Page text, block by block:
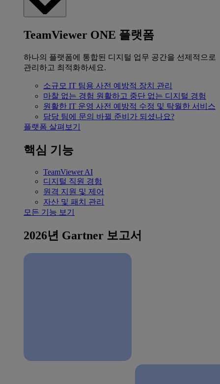
TeamViewer ONE 플랫폼
하나의 플랫폼에 통합된 디지털 업무 공간을 선제적으로
관리하고 최적화하세요.
소규모 IT 팀용 사전 예방적 장치 관리
마찰 없는 경험 원활하고 중단 없는 디지털 경험
원활한 IT 운영 사전 예방적 수정 및 탁월한 서비스
담당 팀에 문의 바뀔 준비가 되셨나요?
플랫폼 살펴보기
핵심 기능
TeamViewer AI
디지털 직원 경험
원격 지원 및 제어
자산 및 패치 관리
모든 기능 보기
2026년 Gartner 보고서